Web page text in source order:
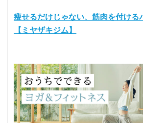
痩せるだけじゃない、筋肉を付ける
【ミヤザキジム】